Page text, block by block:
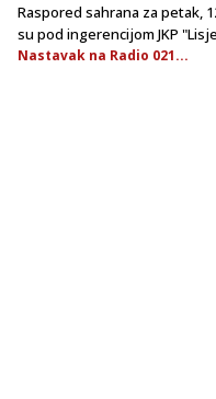
Raspored sahrana za petak,
su pod ingerencijom JKP
Nastavak na Radio 021...